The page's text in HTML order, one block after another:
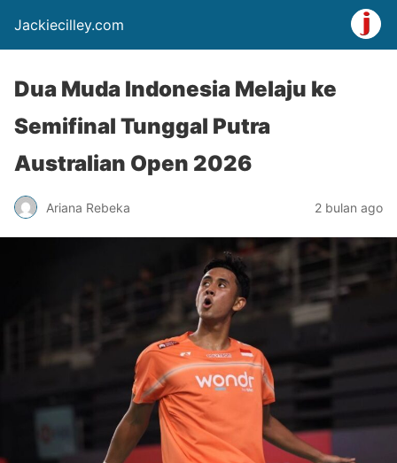
Jackiecilley.com
Dua Muda Indonesia Melaju ke
Semifinal Tunggal Putra
Australian Open 2026
Ariana Rebeka 2 bulan ago